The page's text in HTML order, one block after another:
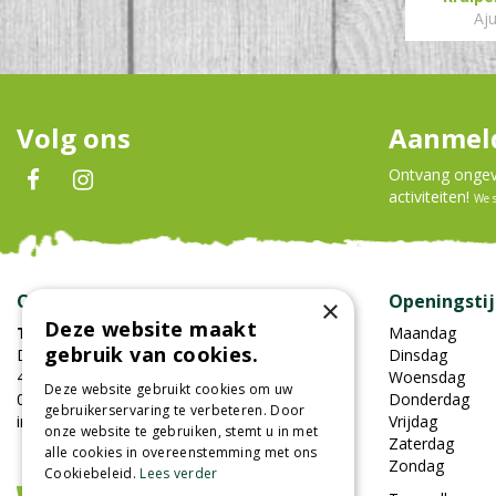
Ontvang
activiteiten! We
Volg ons
Contact
Tuincentrum Oosterhout
Damweg 7
4905BS Oosterhout
0162-451852
info@tuincentrumoosterhout.nl
Maandag
Dinsdag
Woensdag
Donderdag
Vrijdag
Zaterdag
Zondag
×
Deze website maakt
gebruik van cookies.
Deze website gebruikt cookies om uw
gebruikerservaring te verbeteren. Door
onze website te gebruiken, stemt u in met
alle cookies in overeenstemming met ons
Cookiebeleid.Lees verder